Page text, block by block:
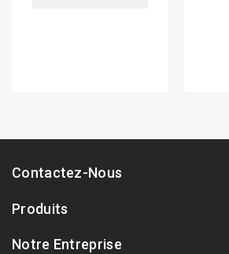
Contactez-Nous
Produits
Notre Entreprise